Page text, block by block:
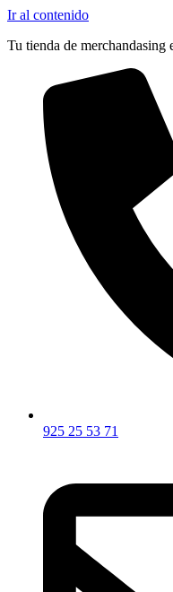
Ir al contenido
Tu tienda de merchandasing
925 25 53 71